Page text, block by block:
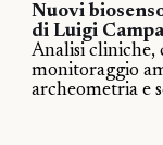
Nuovi
di Luigi
Analisi
monitoraggio
archeometria e